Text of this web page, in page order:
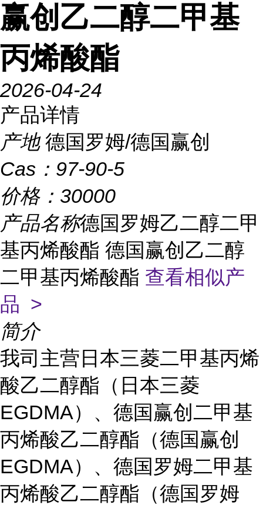
赢创乙二醇二甲基
丙烯酸酯
2026-04-24
产品详情
产地 德国罗姆/德国赢创
Cas： 97-90-5
价格： 30000
产品名称德国罗姆乙二醇二甲
基丙烯酸酯 德国赢创乙二醇
二甲基丙烯酸酯 查看相似产
品 >
简介
我司主营日本三菱二甲基丙烯
酸乙二醇酯（日本三菱
EGDMA）、德国赢创二甲基
丙烯酸乙二醇酯（德国赢创
EGDMA）、德国罗姆二甲基
丙烯酸乙二醇酯（德国罗姆